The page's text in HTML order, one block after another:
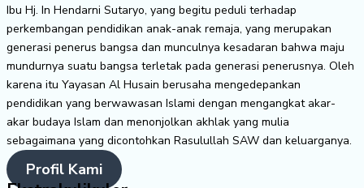
Ibu Hj. In Hendarni Sutaryo, yang begitu peduli terhadap
perkembangan pendidikan anak-anak remaja, yang merupakan
generasi penerus bangsa dan munculnya kesadaran bahwa maju
mundurnya suatu bangsa terletak pada generasi penerusnya. Oleh
karena itu Yayasan Al Husain berusaha mengedepankan
pendidikan yang berwawasan Islami dengan mengangkat akar-
akar budaya Islam dan menonjolkan akhlak yang mulia
sebagaimana yang dicontohkan Rasulullah SAW dan keluarganya.
Profil Kami